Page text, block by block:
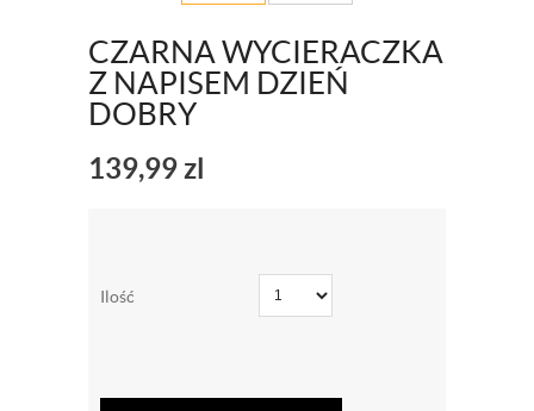
CZARNA WYCIERACZKA
Z NAPISEM DZIEŃ
DOBRY
139,99zl
Ilość